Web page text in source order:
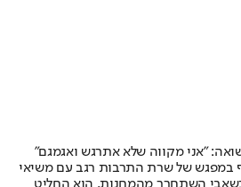
"אני מקווה שלא אתרגש ואגמגם"
במפגש של שרת התרבות רגב עם משיאי